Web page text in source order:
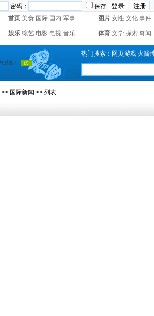
密码：
保存
首页 美食 国际 国内 军事 图片 女性 文化 事件
娱乐 综艺 电影 电视 音乐 体育 文学 探索 奇闻
热门搜索： 网页游戏 火箭
>> 国际新闻 >> 列表